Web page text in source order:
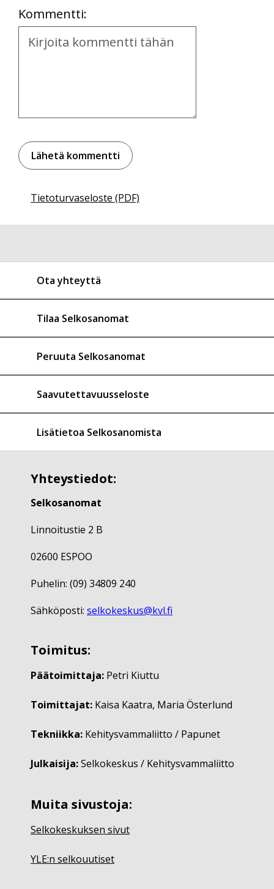
Kommentti:
Kommentti
Tietoturvaseloste (PDF)
Ota yhteyttä
Tilaa Selkosanomat
Peruuta Selkosanomat
Saavutettavuusseloste
Lisätietoa Selkosanomista
Yhteystiedot:
Selkosanomat
Linnoitustie 2 B
02600 ESPOO
Puhelin: (09) 34809 240
Sähköposti: selkokeskus@kvl.fi
Toimitus:
Päätoimittaja: Petri Kiuttu
Toimittajat: Kaisa Kaatra, Maria Österlund
Tekniikka: Kehitysvammaliitto / Papunet
Julkaisija:Selkokeskus / Kehitysvammaliitto
Muita sivustoja:
Selkokeskuksen sivut
YLE:n selkouutiset